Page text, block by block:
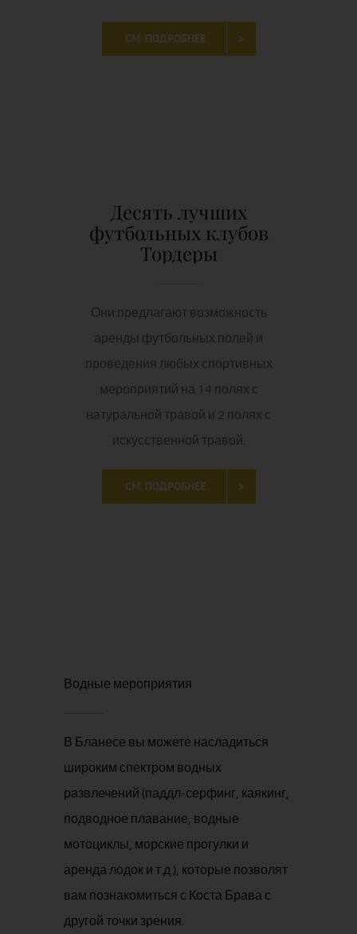
СМ. ПОДРОБНЕЕ
Десять лучших
футбольных клубов
Тордеры
Они предлагают возможность
аренды футбольных полей и
проведения любых спортивных
мероприятий на 14 полях с
натуральной травой и 2 полях с
искусственной травой.
СМ. ПОДРОБНЕЕ
Водные мероприятия
В Бланесе вы можете насладиться
широким спектром водных
развлечений (паддл-серфинг, каякинг,
подводное плавание, водные
мотоциклы, морские прогулки и
аренда лодок и т.д.), которые позволят
вам познакомиться с Коста Брава с
другой точки зрения.